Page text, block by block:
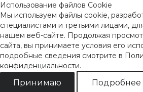
Использование файлов Cookie
Мы используем файлы cookie,
специалистами и третьими лицами,
нашем веб-сайте. Продолжая
сайта, вы принимаете условия его
подробные сведения смотрите в
конфиденциальности.
Принимаю Подробнее